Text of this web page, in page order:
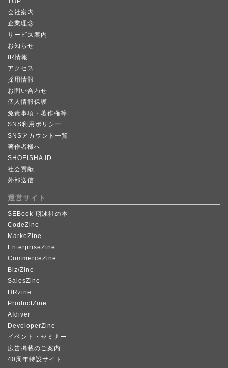
会社案内
企業理念
サービス案内
お知らせ
IR情報
アクセス
採用情報
お問い合わせ
個人情報保護
免責事項・著作権等
SNS利用ポリシー
SNSアカウント一覧
著作者様へ
SHOEISHA iD
社会貢献
外部送信
運営サイト
SEBook 翔泳社の本
CodeZine
MarkeZine
EnterpriseZine
CommerceZine
Biz/Zine
SalesZine
HRzine
ProductZine
AIdiver
DeveloperZine
イベント・セミナー
広告掲載のご案内
40周年特設サイト